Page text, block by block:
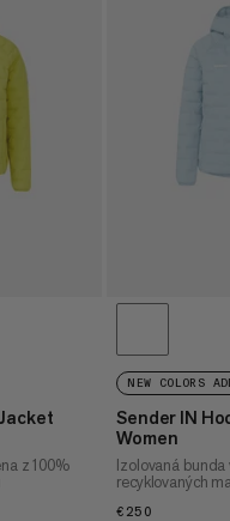
CENA OD NEJNIŽŠÍ
z 100%
NEW COLORS
Sender IN
Women
Izolovaná bunda
recyklovaných
€250